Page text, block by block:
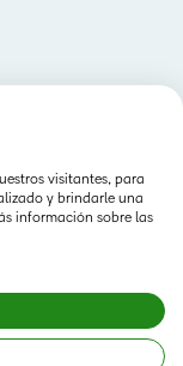
derechos
visitantes, para
y brindarle una
información sobre las